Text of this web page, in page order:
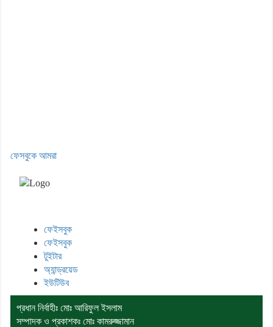
ফেসবুকে আমরা
ফেইসবুক
ফেইসবুক
টুইটার
অ্যান্ড্রয়েড
ইউটিউব
প্রধান নির্বাহীঃ মোঃ আরিফুল ইসলাম
সম্পাদক ও প্রকাশকঃ মোঃ কামরুজ্জামান